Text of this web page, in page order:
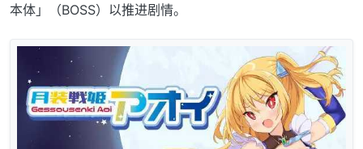
本体」（BOSS）以推进剧情。